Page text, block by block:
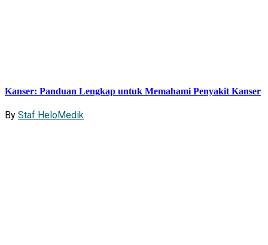
Kanser: Panduan Lengkap untuk Memahami Penyakit Kanser
By Staf HeloMedik